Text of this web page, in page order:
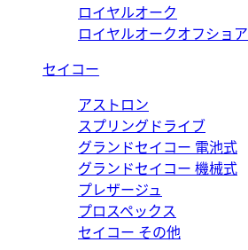
ロイヤルオーク
ロイヤルオークオフショア
セイコー
アストロン
スプリングドライブ
グランドセイコー 電池式
グランドセイコー 機械式
プレザージュ
プロスペックス
セイコー その他